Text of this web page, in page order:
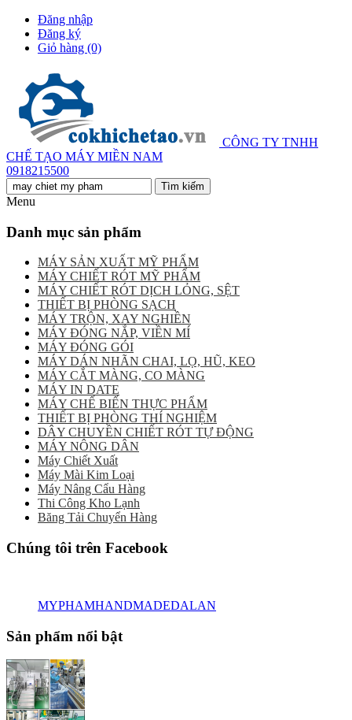
Đăng nhập
Đăng ký
Giỏ hàng (0)
CÔNG TY TNHH
CHẾ TẠO MÁY MIỀN NAM
0918215500
Menu
Danh mục sản phẩm
MÁY SẢN XUẤT MỸ PHẨM
MÁY CHIẾT RÓT MỸ PHẨM
MÁY CHIẾT RÓT DỊCH LỎNG, SỆT
THIẾT BỊ PHÒNG SẠCH
MÁY TRỘN, XAY NGHIỀN
MÁY ĐÓNG NẮP, VIỀN MÍ
MÁY ĐÓNG GÓI
MÁY DÁN NHÃN CHAI, LỌ, HŨ, KEO
MÁY CẮT MÀNG, CO MÀNG
MÁY IN DATE
MÁY CHẾ BIẾN THỰC PHẨM
THIẾT BỊ PHÒNG THÍ NGHIỆM
DÂY CHUYỀN CHIẾT RÓT TỰ ĐỘNG
MÁY NÔNG DÂN
Máy Chiết Xuất
Máy Mài Kim Loại
Máy Nâng Cẩu Hàng
Thi Công Kho Lạnh
Băng Tải Chuyển Hàng
Chúng tôi trên Facebook
MYPHAMHANDMADEDALAN
Sản phẩm nổi bật